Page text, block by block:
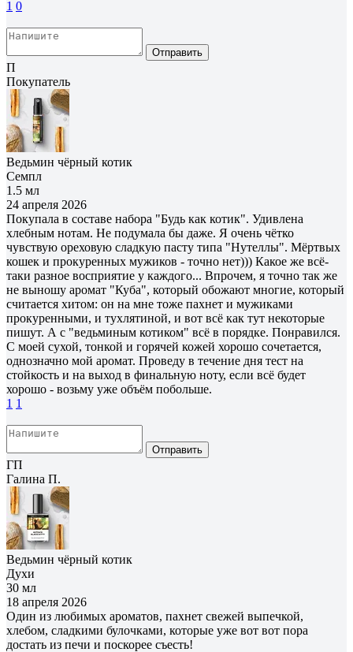
1 0
Отправить
П
Покупатель
Ведьмин чёрный котик
Семпл
1.5 мл
24 апреля 2026
Покупала в составе набора "Будь как котик". Удивлена
хлебным нотам. Не подумала бы даже. Я очень чётко
чувствую ореховую сладкую пасту типа "Нутеллы". Мёртвых
кошек и прокуренных мужиков - точно нет))) Какое же всё-
таки разное восприятие у каждого... Впрочем, я точно так же
не выношу аромат "Куба", который обожают многие, который
считается хитом: он на мне тоже пахнет и мужиками
прокуренными, и тухлятиной, и вот всё как тут некоторые
пишут. А с "ведьминым котиком" всё в порядке. Понравился.
С моей сухой, тонкой и горячей кожей хорошо сочетается,
однозначно мой аромат. Проведу в течение дня тест на
стойкость и на выход в финальную ноту, если всё будет
хорошо - возьму уже объём побольше.
1 1
Отправить
ГП
Галина П.
Ведьмин чёрный котик
Духи
30 мл
18 апреля 2026
Один из любимых ароматов, пахнет свежей выпечкой,
хлебом, сладкими булочками, которые уже вот вот пора
достать из печи и поскорее съесть!